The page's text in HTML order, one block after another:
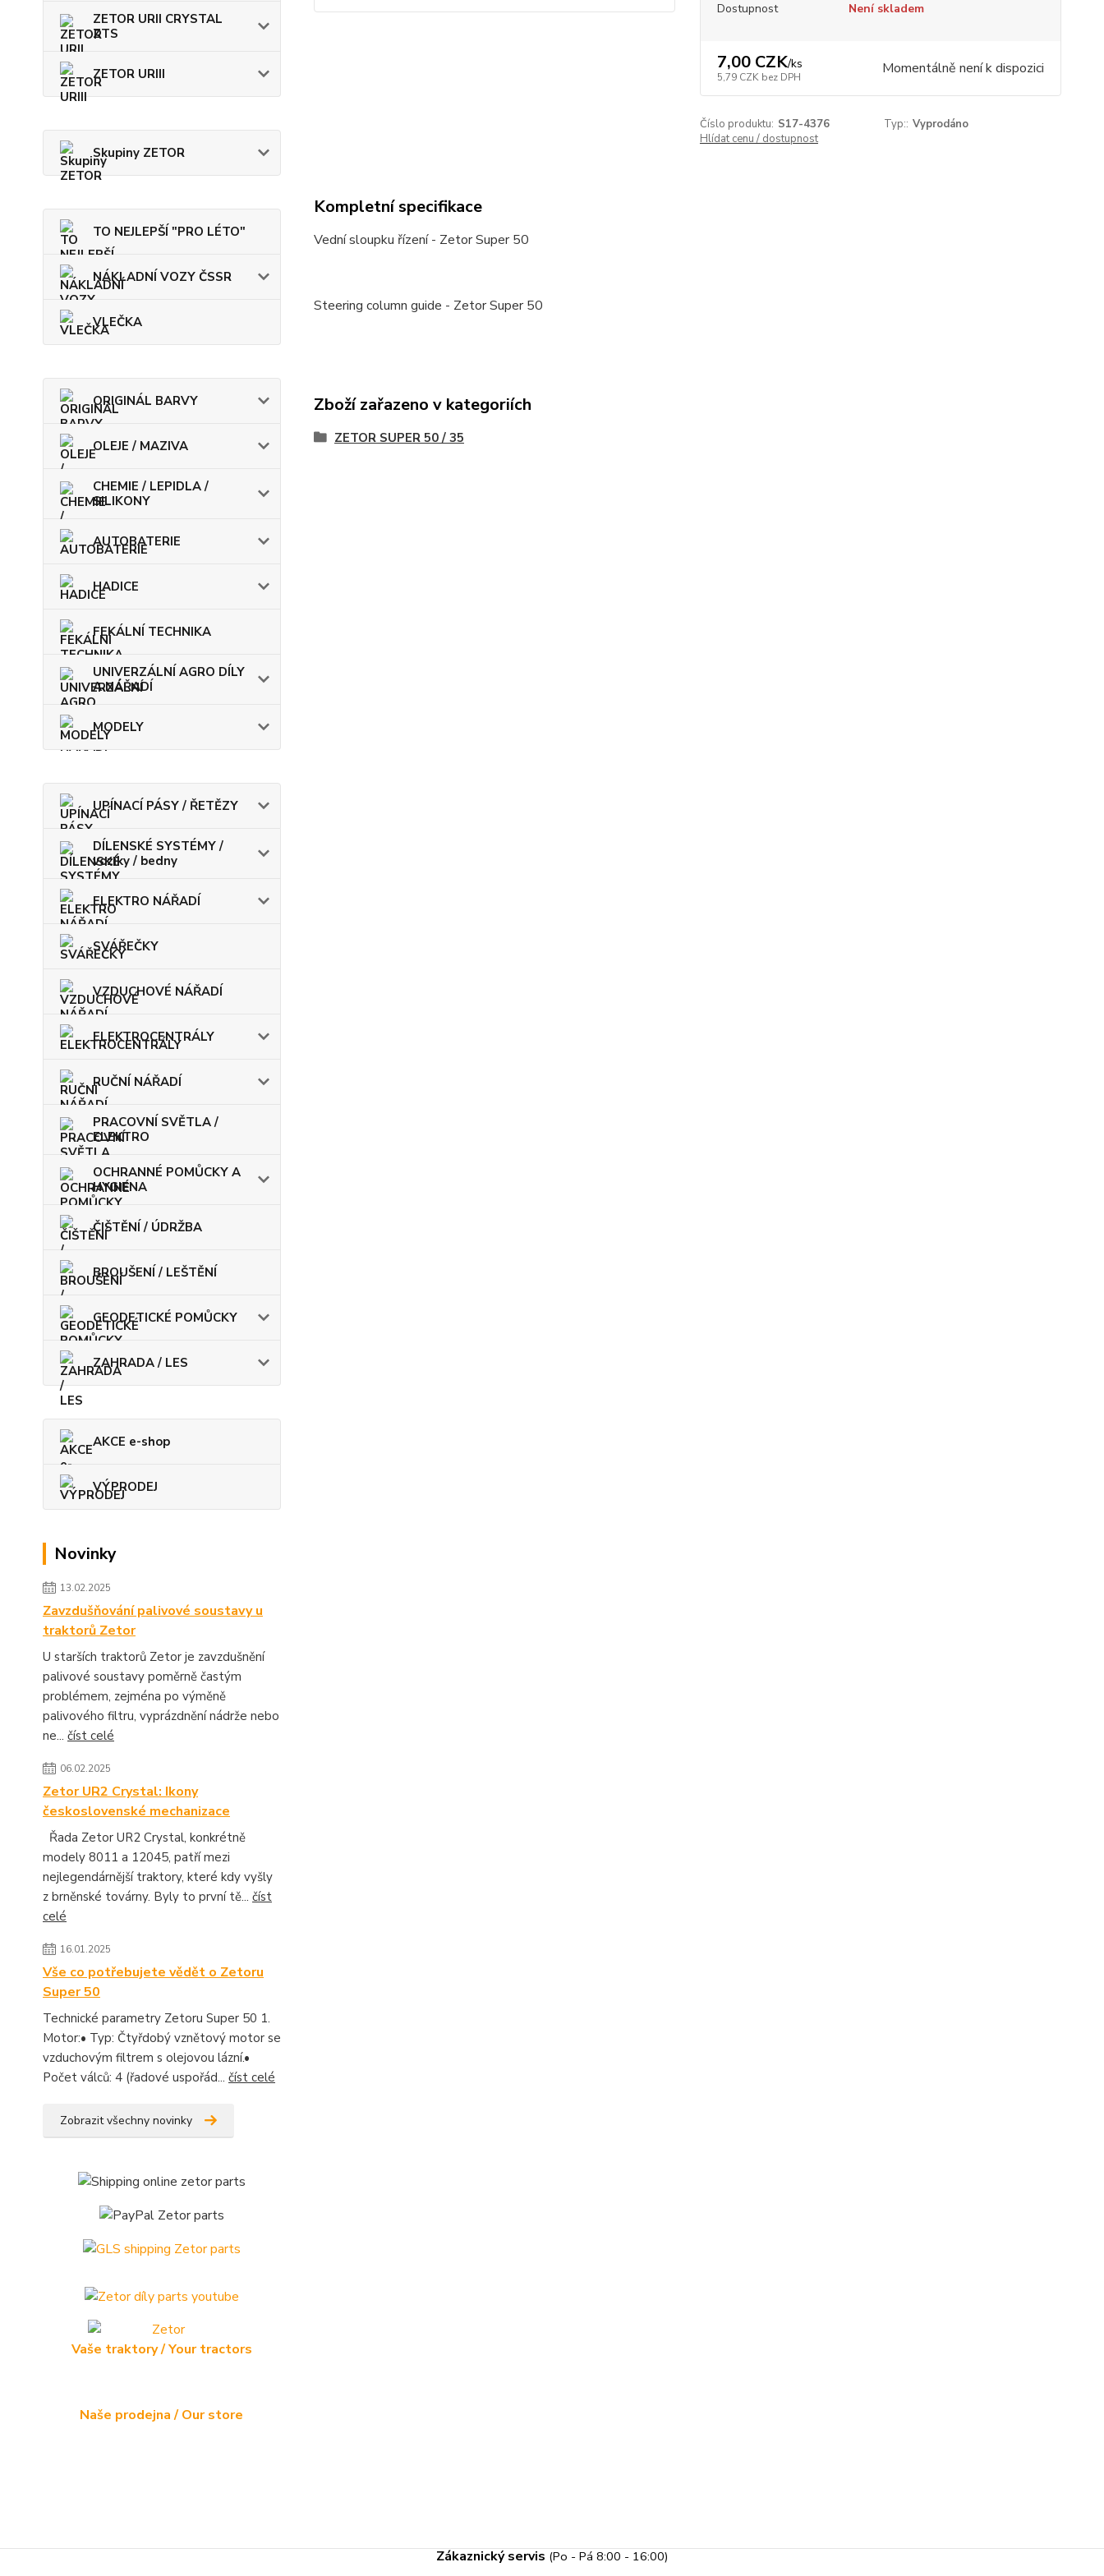
ZETOR URII CRYSTAL
ZTS
ZETOR URIII
Skupiny ZETOR
TO NEJLEPŠÍ "PRO LÉTO"
NÁKLADNÍ VOZY ČSSR
VLEČKA
ORIGINÁL BARVY
OLEJE / MAZIVA
CHEMIE / LEPIDLA /
SILIKONY
AUTOBATERIE
HADICE
FEKÁLNÍ TECHNIKA
UNIVERZÁLNÍ AGRO DÍLY
A NÁŘADÍ
MODELY
UPÍNACÍ PÁSY / ŘETĚZY
DÍLENSKÉ SYSTÉMY /
vozíky / bedny
ELEKTRO NÁŘADÍ
SVÁŘEČKY
VZDUCHOVÉ NÁŘADÍ
ELEKTROCENTRÁLY
RUČNÍ NÁŘADÍ
PRACOVNÍ SVĚTLA /
ELEKTRO
OCHRANNÉ POMŮCKY A
HYGIENA
ČIŠTĚNÍ / ÚDRŽBA
BROUŠENÍ / LEŠTĚNÍ
GEODETICKÉ POMŮCKY
ZAHRADA / LES
AKCE e-shop
VÝPRODEJ
Novinky
13.02.2025
Zavzdušňování palivové soustavy u
traktorů Zetor
U starších traktorů Zetor je zavzdušnění
palivové soustavy poměrně častým
problémem, zejména po výměně
palivového filtru, vyprázdnění nádrže nebo
ne... číst celé
06.02.2025
Zetor UR2 Crystal: Ikony
československé mechanizace
Řada Zetor UR2 Crystal, konkrétně
modely 8011 a 12045, patří mezi
nejlegendárnější traktory, které kdy vyšly
z brněnské továrny. Byly to první tě... číst
celé
16.01.2025
Vše co potřebujete vědět o Zetoru
Super 50
Technické parametry Zetoru Super 50 1.
Motor:• Typ: Čtyřdobý vznětový motor se
vzduchovým filtrem s olejovou lázní.•
Počet válců: 4 (řadové uspořád... číst celé
Zobrazit všechny novinky
Vaše traktory / Your tractors
Naše prodejna / Our store
Dostupnost Není skladem
7,00 CZK/ks
5,79 CZK bez DPH Momentálně není k dispozici
Číslo produktu: S17-4376 Typ:: Vyprodáno
Hlídat cenu / dostupnost
Kompletní specifikace
Vední sloupku řízení - Zetor Super 50
Steering column guide - Zetor Super 50
Zboží zařazeno v kategoriích
ZETOR SUPER 50 / 35
Zákaznický servis (Po - Pá 8:00 - 16:00)